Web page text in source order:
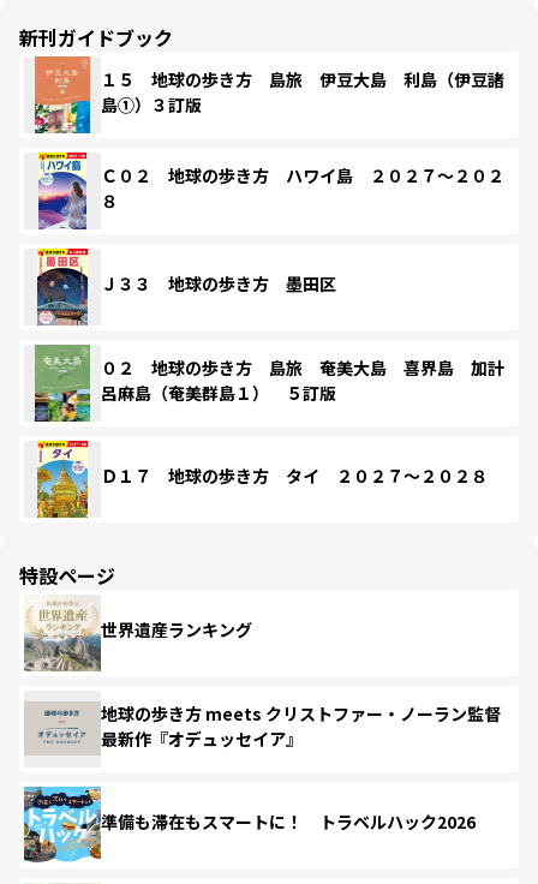
新刊ガイドブック
１５ 地球の歩き方 島旅 伊豆大島 利島（伊豆諸
島①）３訂版
Ｃ０２ 地球の歩き方 ハワイ島 ２０２７～２０２
８
Ｊ３３ 地球の歩き方 墨田区
０２ 地球の歩き方 島旅 奄美大島 喜界島 加計
呂麻島（奄美群島１） ５訂版
Ｄ１７ 地球の歩き方 タイ ２０２７～２０２８
特設ページ
世界遺産ランキング
地球の歩き方 meets クリストファー・ノーラン監督
最新作『オデュッセイア』
準備も滞在もスマートに！ トラベルハック2026